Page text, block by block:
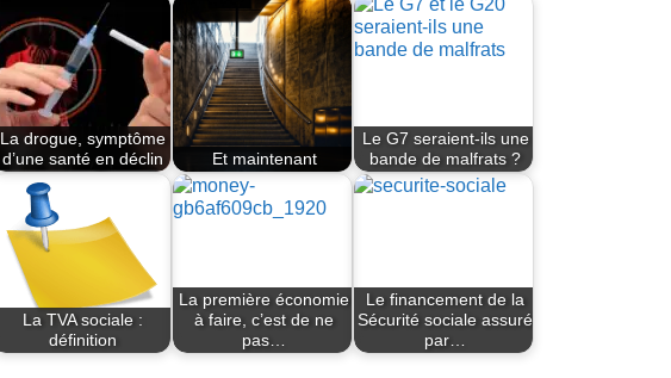
La drogue, symptôme
d’une santé en déclin
Et maintenant
Le G7 seraient-ils une
bande de malfrats ?
La TVA sociale :
définition
La première économie
à faire, c’est de ne
pas…
Le financement de la
Sécurité sociale assuré
par…